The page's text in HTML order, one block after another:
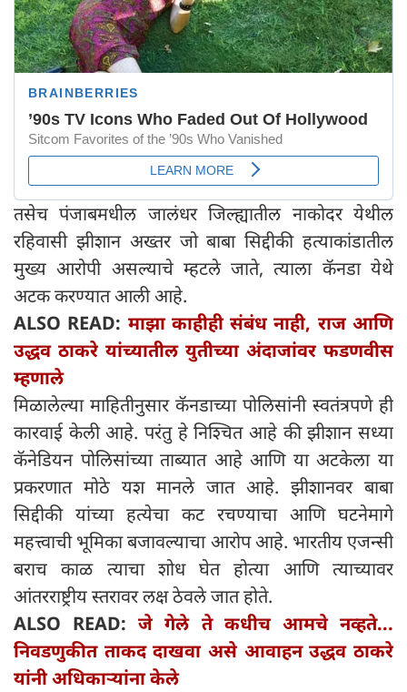
तसेच पंजाबमधील जालंधर जिल्ह्यातील नाकोदर येथील
रहिवासी झीशान अख्तर जो बाबा सिद्दीकी हत्याकांडातील
मुख्य आरोपी असल्याचे म्हटले जाते, त्याला कॅनडा येथे
अटक करण्यात आली आहे.
ALSO READ: माझा काहीही संबंध नाही, राज आणि
उद्धव ठाकरे यांच्यातील युतीच्या अंदाजांवर फडणवीस
म्हणाले
मिळालेल्या माहितीनुसार कॅनडाच्या पोलिसांनी स्वतंत्रपणे ही
कारवाई केली आहे. परंतु हे निश्चित आहे की झीशान सध्या
कॅनेडियन पोलिसांच्या ताब्यात आहे आणि या अटकेला या
प्रकरणात मोठे यश मानले जात आहे. झीशानवर बाबा
सिद्दीकी यांच्या हत्येचा कट रचण्याचा आणि घटनेमागे
महत्त्वाची भूमिका बजावल्याचा आरोप आहे. भारतीय एजन्सी
बराच काळ त्याचा शोध घेत होत्या आणि त्याच्यावर
आंतरराष्ट्रीय स्तरावर लक्ष ठेवले जात होते.
ALSO READ:जे गेले ते कधीच आमचे नव्हते...
निवडणुकीत ताकद दाखवा असे आवाहन उद्धव ठाकरे
यांनी अधिकाऱ्यांना केले